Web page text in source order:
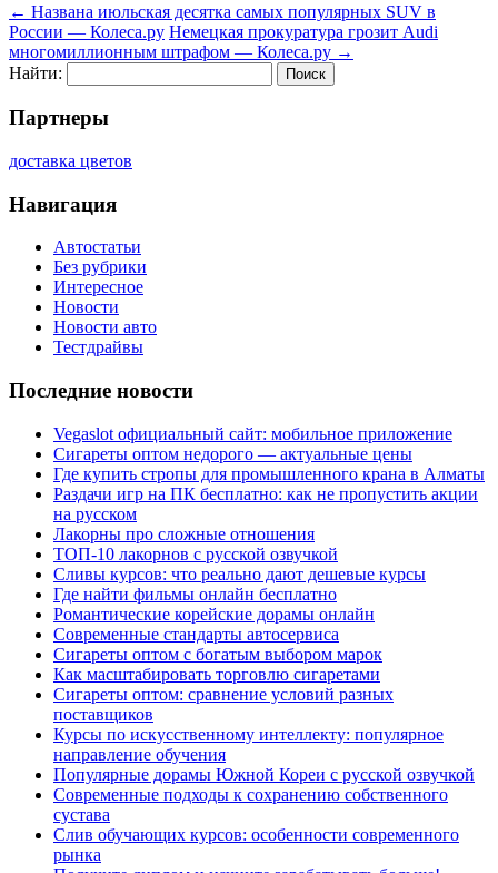
← Названа июльская десятка самых популярных SUV в
России — Колеса.ру Немецкая прокуратура грозит Audi
многомиллионным штрафом — Колеса.ру →
Найти:
Партнеры
доставка цветов
Навигация
Автостатьи
Без рубрики
Интересное
Новости
Новости авто
Тестдрайвы
Последние новости
Vegaslot официальный сайт: мобильное приложение
Сигареты оптом недорого — актуальные цены
Где купить стропы для промышленного крана в Алматы
Раздачи игр на ПК бесплатно: как не пропустить акции
на русском
Лакорны про сложные отношения
ТОП-10 лакорнов с русской озвучкой
Сливы курсов: что реально дают дешевые курсы
Где найти фильмы онлайн бесплатно
Романтические корейские дорамы онлайн
Современные стандарты автосервиса
Сигареты оптом с богатым выбором марок
Как масштабировать торговлю сигаретами
Сигареты оптом: сравнение условий разных
поставщиков
Курсы по искусственному интеллекту: популярное
направление обучения
Популярные дорамы Южной Кореи с русской озвучкой
Современные подходы к сохранению собственного
сустава
Слив обучающих курсов: особенности современного
рынка